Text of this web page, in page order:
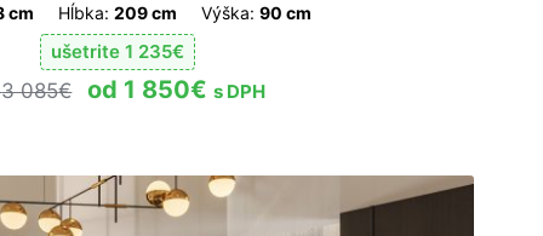
cm Hĺbka: 209 cm Výška: 90 cm
ušetrite1 235€
3 085€ 1 850€ s DPH